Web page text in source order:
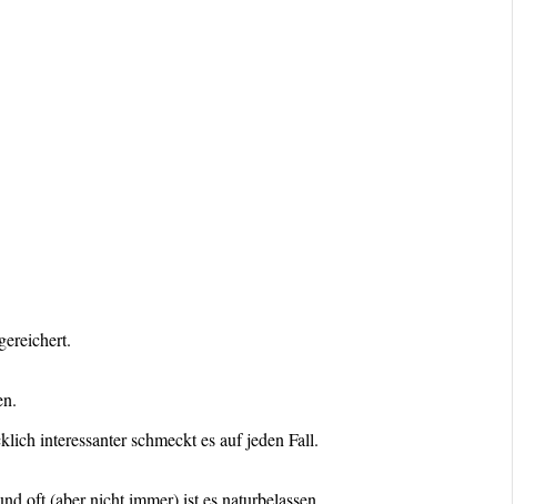
interessanter schmeckt es auf jeden Fall.
oft (aber nicht immer) ist es naturbelassen.